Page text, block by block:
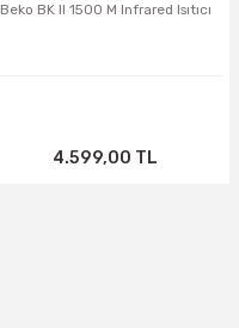
Beko BK II 1500 M Infrared Isıtıcı
4.599,00 TL